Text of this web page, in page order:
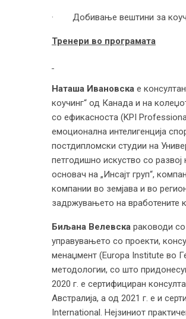
· Добивање вештини за
Тренери во програмата
Наташа Ивановска е
коучинг“ од Канада и на
со ефикасноста (KPI
емоционална интелигенција
постдипломски студии на
петгодишно искуство со
основач на „Инсајт груп“,
компании во земјава и во
задржувањето на вработените
Биљана Велевска раководи
управувањето со проекти,
менаџмент (Europa Institute во
методологии, со што
2020 г. е сертифициран
Австралија, а од 2021 г. е и
International. Нејзиниот